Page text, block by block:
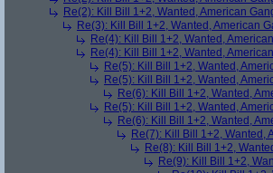
Re(2): Kill Bill 1+2, Wanted, American
Re(3): Kill Bill 1+2, Wanted, American
Re(4): Kill Bill 1+2, Wanted,
Re(4): Kill Bill 1+2, Wanted,
Re(5): Kill Bill 1+2, Wanted,
Re(5): Kill Bill 1+2, Wanted,
Re(6): Kill Bill 1+2, Wanted,
Re(5): Kill Bill 1+2, Wanted,
Re(6): Kill Bill 1+2, Wanted,
Re(7): Kill Bill 1+2, Wanted,
Re(8): Kill Bill 1+2,
Re(9): Kill Bill 1+2,